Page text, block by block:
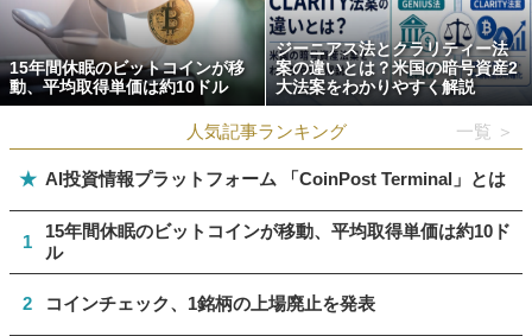
15年間休眠のビットコインが移
動、平均取得単価は約10ドル
ジーニアス法とクラリティー法
案の違いとは？米国の暗号資産2
大法案をわかりやすく解説
人気記事ランキング 一覧 ＞
★ AI投資情報プラットフォーム 「CoinPost Terminal」とは
1
15年間休眠のビットコインが移動、平均取得単価は約10ド
ル
2 コインチェック、1銘柄の上場廃止を発表